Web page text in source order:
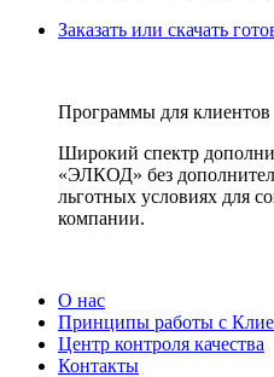
Заказать или скачать
Программы для клиентов
Широкий спектр
«ЭЛКОД» без
льготных условиях для
компании.
О нас
Принципы работы с
Центр контроля качества
Контакты